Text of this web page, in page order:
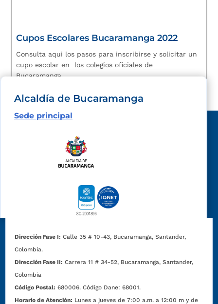
Cupos Escolares Bucaramanga 2022
Consulta aqui los pasos para inscribirse y solicitar un
cupo escolar en los colegios oficiales de
Bucaramanga.
Alcaldía de Bucaramanga
Sede principal
Dirección Fase I: Calle 35 # 10-43, Bucaramanga, Santander,
Colombia.
Dirección Fase II: Carrera 11 # 34-52, Bucaramanga, Santander,
Colombia
Código Postal: 680006. Código Dane: 68001.
Horario de Atención: Lunes a jueves de 7:00 a.m. a 12:00 m y de